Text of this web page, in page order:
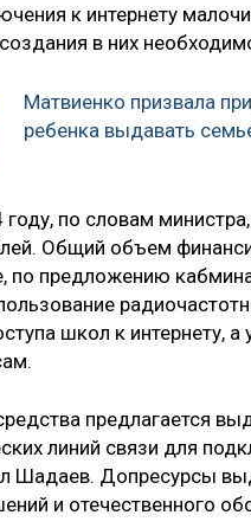
к интернету
в них
Матвиенко призвала
ребенка выдавать
году, по словам
Общий объем
по предложению
школ к интернету,
предлагается
линий связи для
Шадаев. Допресурсы
и отечественного